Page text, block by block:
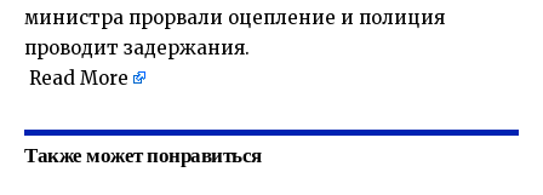
министра прорвали оцепление и полиция
проводит задержания.
Read More
Также может понравиться